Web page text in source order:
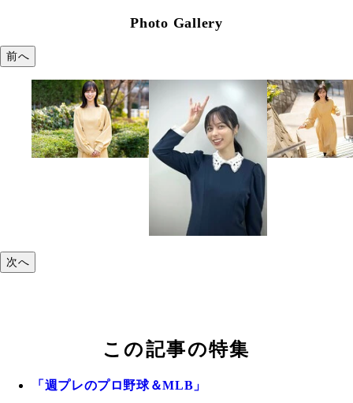
Photo Gallery
前へ
次へ
この記事の特集
「週プレのプロ野球＆MLB」